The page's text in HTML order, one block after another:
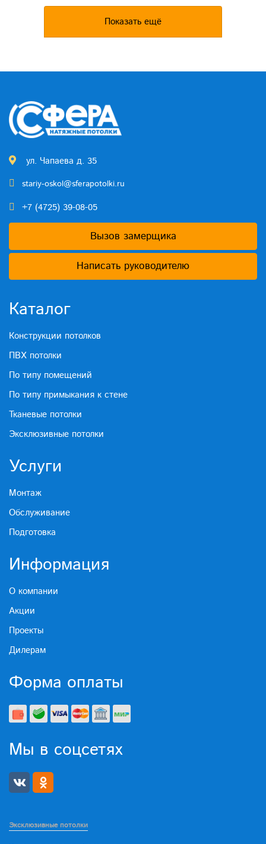
Показать ещё
ул. Чапаева д. 35
stariy-oskol@sferapotolki.ru
+7 (4725) 39-08-05
Вызов замерщика
Написать руководителю
Каталог
Конструкции потолков
ПВХ потолки
По типу помещений
По типу примыкания к стене
Тканевые потолки
Эксклюзивные потолки
Услуги
Монтаж
Обслуживание
Подготовка
Информация
О компании
Акции
Проекты
Дилерам
Форма оплаты
Мы в соцсетях
Эксклюзивные потолки